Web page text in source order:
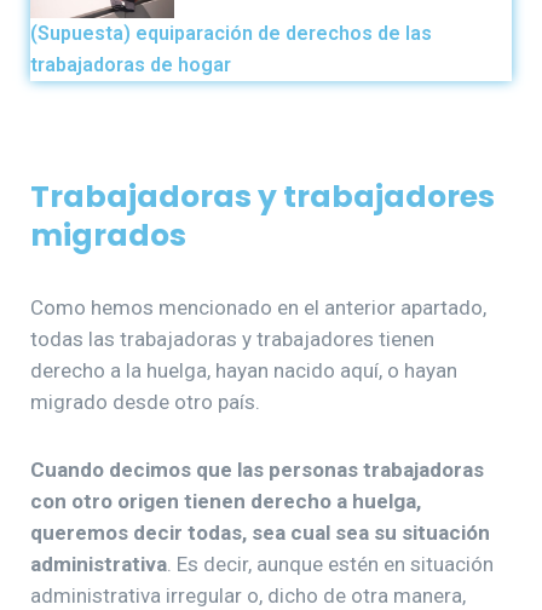
(Supuesta) equiparación de derechos de las
trabajadoras de hogar
Trabajadoras y trabajadores
migrados
Como hemos mencionado en el anterior apartado,
todas las trabajadoras y trabajadores tienen
derecho a la huelga, hayan nacido aquí, o hayan
migrado desde otro país.
Cuando decimos que las personas trabajadoras
con otro origen tienen derecho a huelga,
queremos decir todas, sea cual sea su situación
administrativa. Es decir, aunque estén en situación
administrativa irregular o, dicho de otra manera,